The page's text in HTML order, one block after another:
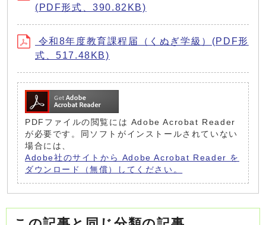
(PDF形式、390.82KB)
令和8年度教育課程届（くぬぎ学級）(PDF形
式、517.48KB)
PDFファイルの閲覧には Adobe Acrobat Reader
が必要です。同ソフトがインストールされていない
場合には、
Adobe社のサイトから Adobe Acrobat Reader を
ダウンロード（無償）してください。